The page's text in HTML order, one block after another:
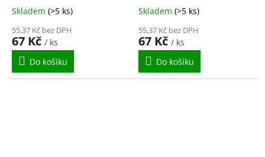
Skladem (>5 ks)
55,37 Kč bez DPH
67 Kč / ks
Do košíku
Skladem (>5 ks)
55,37 Kč bez DPH
67 Kč / ks
Do košíku